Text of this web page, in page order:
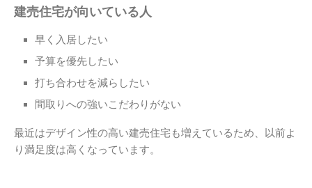
建売住宅が向いている人
早く入居したい
予算を優先したい
打ち合わせを減らしたい
間取りへの強いこだわりがない
最近はデザイン性の高い建売住宅も増えているため、以前よ
り満足度は高くなっています。